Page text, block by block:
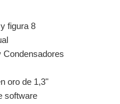
figura 8
Condensadores
oro de 1,3"
software